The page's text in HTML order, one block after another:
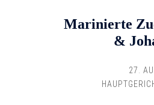
Marinierte
&
27.